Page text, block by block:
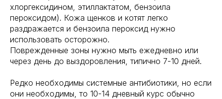
хлоргексидином, этиллактатом, бензоила
пероксидом). Кожа щенков и котят легко
раздражается и бензоила пероксид нужно
использовать осторожно.
Поврежденные зоны нужно мыть ежедневно или
через день до выздоровления, типично 7-10 дней.
Редко необходимы системные антибиотики, но если
они необходимы, то 10-14 дневный курс обычно